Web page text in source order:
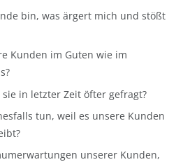
bin, was ärgert mich und stößt
Kunden im Guten wie im
in letzter Zeit öfter gefragt?
tun, weil es unsere Kunden
unserer Kunden,